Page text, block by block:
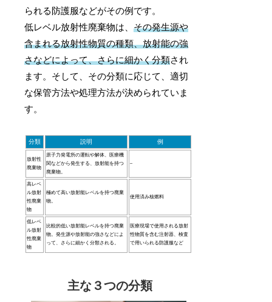
られる防護服などがその例です。
低レベル放射性廃棄物は、その発生源や
含まれる放射性物質の種類、放射能の強
さなどによって、さらに細かく分類され
ます。そして、その分類に応じて、適切
な保管方法や処理方法が決められていま
す。
分類 説明 例
放射性
廃棄物
原子力発電所の運転や解体、医療機
関などから発生する、放射能を持つ
廃棄物。
–
高レベ
ル放射
性廃棄
物
極めて高い放射能レベルを持つ廃棄
物。
使用済み核燃料
低レベ
ル放射
性廃棄
物
比較的低い放射能レベルを持つ廃棄
物。発生源や放射能の強さなどによ
って、さらに細かく分類される。
医療現場で使用される放射
性物質を含む注射器、検査
で用いられる防護服など
主な３つの分類